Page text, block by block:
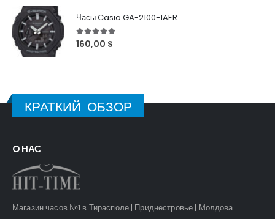
Часы Casio GA-2100-1AER
5out of 5
160,00 $
КРАТКИЙ ОБЗОР
O НАС
Магазин часов №1 в Тирасполе | Приднестровье | Молдова.